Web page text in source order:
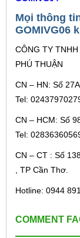
Mọi thông
GOMIVG06
CÔNG TY
PHÚ THUẬN
CN – HN: Số
Tel:
CN – HCM: Số
Tel:
CN – CT : Số
, TP Cần Thơ.
Hotline: 0944
COMMENT